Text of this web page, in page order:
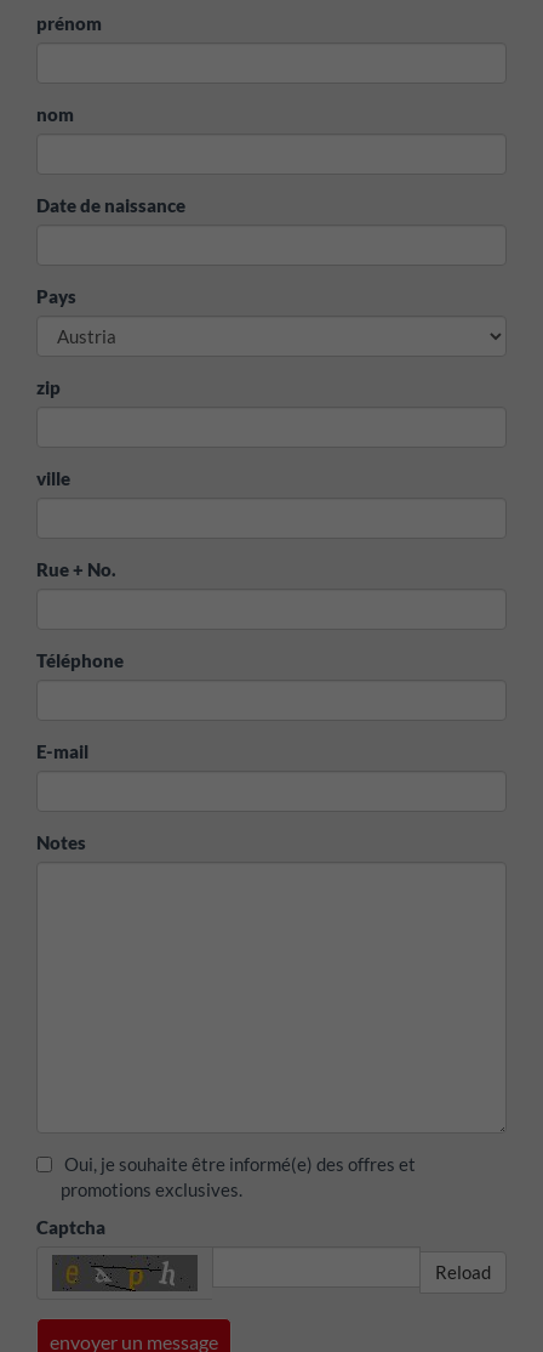
prénom
nom
Date de naissance
Pays
zip
ville
Rue + No.
Téléphone
E-mail
Notes
Oui, je souhaite être informé(e) des offres et
promotions exclusives.
Captcha
Reload